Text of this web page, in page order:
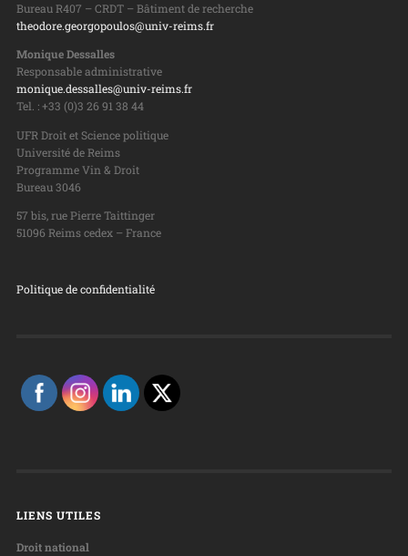
Bureau R407 – CRDT – Bâtiment de recherche
theodore.georgopoulos@univ-reims.fr
Monique Dessalles
Responsable administrative
monique.dessalles@univ-reims.fr
Tel. : +33 (0)3 26 91 38 44
UFR Droit et Science politique
Université de Reims
Programme Vin & Droit
Bureau 3046
57 bis, rue Pierre Taittinger
51096 Reims cedex – France
Politique de confidentialité
LIENS UTILES
Droit national